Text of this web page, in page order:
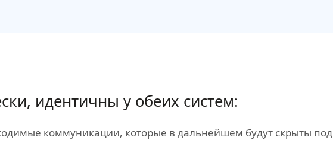
идентичны у обеих систем:
коммуникации, которые в дальнейшем будут скрыты под